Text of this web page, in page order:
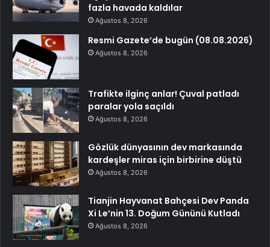
fazla havada kaldılar
Ağustos 8, 2026
Resmi Gazete’de bugün (08.08.2026)
Ağustos 8, 2026
Trafikte ilginç anlar! Çuval patladı
paralar yola saçıldı
Ağustos 8, 2026
Gözlük dünyasının dev markasında
kardeşler miras için birbirine düştü
Ağustos 8, 2026
Tianjin Hayvanat Bahçesi Dev Panda
Xi Le’nin 13. Doğum Gününü Kutladı
Ağustos 8, 2026